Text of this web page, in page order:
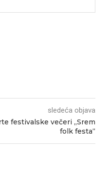
sledeća objava
festivalske večeri „Srem
folk festa“